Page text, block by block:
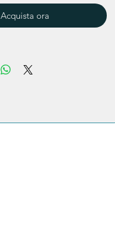
Acquista ora